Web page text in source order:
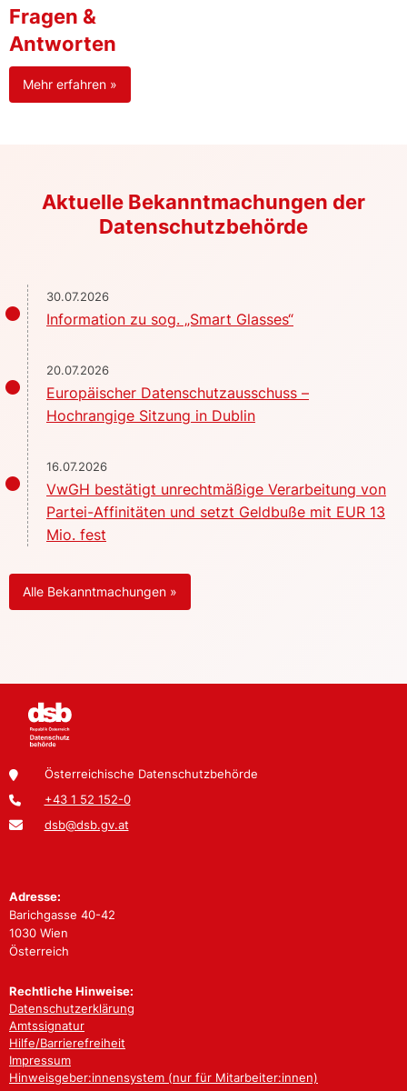
Fragen &
Antworten
Mehr erfahren »
Aktuelle Bekanntmachungen der
Datenschutzbehörde
30.07.2026
Information zu sog. „Smart Glasses“
20.07.2026
Europäischer Datenschutzausschuss –
Hochrangige Sitzung in Dublin
16.07.2026
VwGH bestätigt unrechtmäßige Verarbeitung von
Partei-Affinitäten und setzt Geldbuße mit EUR 13
Mio. fest
Alle Bekanntmachungen »
Österreichische Datenschutzbehörde
+43 1 52 152-0
dsb@dsb.gv.at
Adresse:
Barichgasse 40-42
1030 Wien
Österreich
Rechtliche Hinweise:
Datenschutzerklärung
Amtssignatur
Hilfe/Barrierefreiheit
Impressum
Hinweisgeber:innensystem (nur für Mitarbeiter:innen)